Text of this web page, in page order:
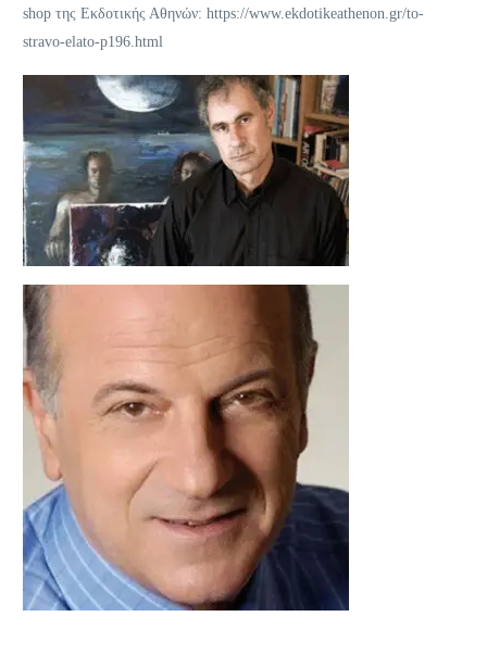
shop της Εκδοτικής Αθηνών: https://www.ekdotikeathenon.gr/to-
stravo-elato-p196.html